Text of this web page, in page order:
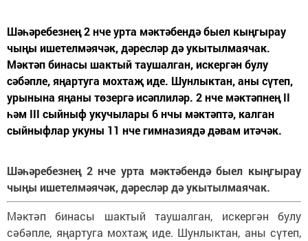
Шәһәребезнең 2 нче урта мәктәбендә быел кыңгырау
чыңы ишетелмәячәк, дәресләр дә укытылмаячак.
Мәктәп бинасы шактый таушалган, искергән булу
сәбәпле, яңартуга мохтаҗ иде. Шунлыктан, аны сүтеп,
урынына яңаны төзергә исәплиләр. 2 нче мәктәпнең II
һәм III сыйныф укучылары 6 нчы мәктәптә, калган
сыйныфлар укуны 11 нче гимназиядә дәвам итәчәк.
Шәһәребезнең 2 нче урта мәктәбендә быел кыңгырау
чыңы ишетелмәячәк, дәресләр дә укытылмаячак.
Мәктәп бинасы шактый таушалган, искергән булу
сәбәпле, яңартуга мохтаҗ иде. Шунлыктан, аны сүтеп,